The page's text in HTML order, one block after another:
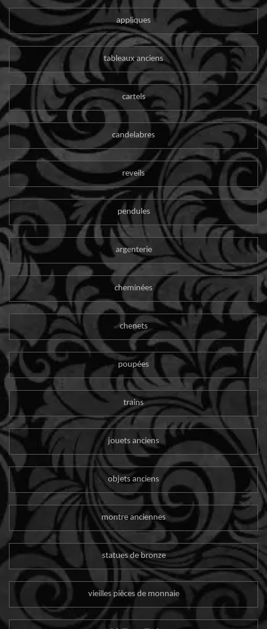
appliques
tableaux anciens
cartels
candelabres
reveils
pendules
argenterie
cheminées
chenets
poupées
trains
jouets anciens
objets anciens
montre anciennes
statues de bronze
vieilles pièces de monnaie